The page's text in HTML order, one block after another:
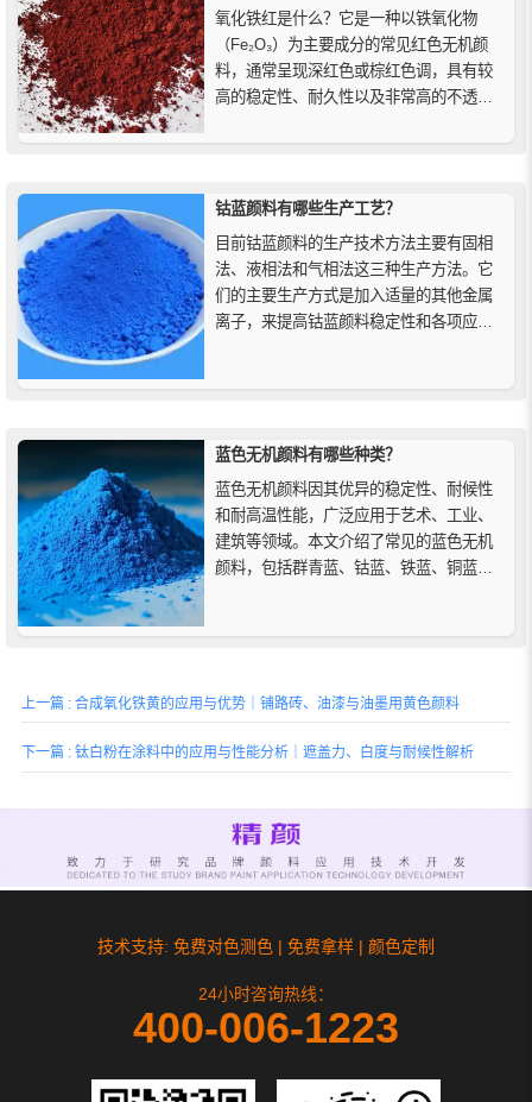
氧化铁红是什么？它是一种以铁氧化物
（Fe₂O₃）为主要成分的常见红色无机颜
料，通常呈现深红色或棕红色调，具有较
高的稳定性、耐久性以及非常高的不透明
广泛应用，助你全面了解这款经典铁系颜
钴蓝颜料有哪些生产工艺？
目前钴蓝颜料的生产技术方法主要有固相
法、液相法和气相法这三种生产方法。它
们的主要生产方式是加入适量的其他金属
离子，来提高钴蓝颜料稳定性和各项应用
蓝色无机颜料有哪些种类？
蓝色无机颜料因其优异的稳定性、耐候性
和耐高温性能，广泛应用于艺术、工业、
建筑等领域。本文介绍了常见的蓝色无机
颜料，包括群青蓝、钴蓝、铁蓝、铜蓝和
上一篇 : 合成氧化铁黄的应用与优势｜铺路砖、油漆与油墨用黄色颜料
下一篇 : 钛白粉在涂料中的应用与性能分析｜遮盖力、白度与耐候性解析
技术支持: 免费对色测色 | 免费拿样 | 颜色定制
24小时咨询热线：
400-006-1223